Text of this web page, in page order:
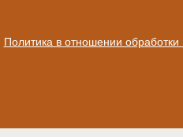
Политика в отношении